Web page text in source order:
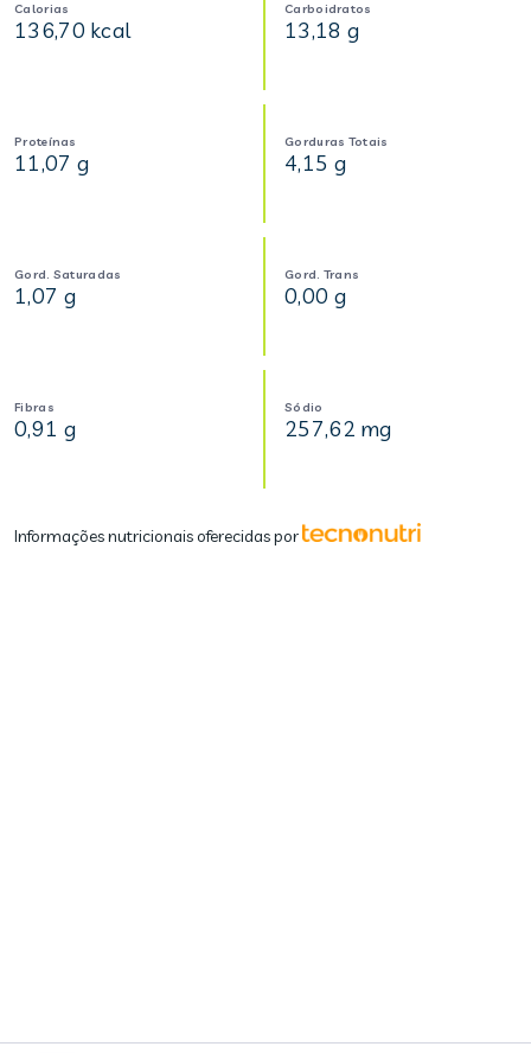
Calorias
136,70 kcal
Carboidratos
13,18 g
Proteínas
11,07 g
Gorduras Totais
4,15 g
Gord. Saturadas
1,07 g
Gord. Trans
0,00 g
Fibras
0,91 g
Sódio
257,62 mg
Informações nutricionais oferecidas por